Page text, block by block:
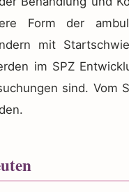
Form der
mit
im SPZ
sind. Vom